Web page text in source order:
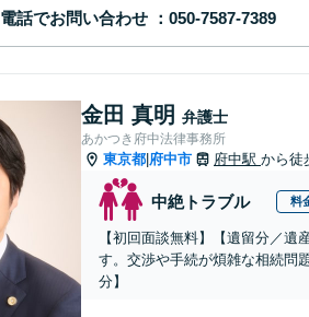
電話でお問い合わせ
金田 真明 弁護士
あかつき府中法律事務所
東京都 府中市 府中駅 から徒
中絶トラブル 料
【初回面談無料】【遺留分／
す。交渉や手続が煩雑な相続問
分】